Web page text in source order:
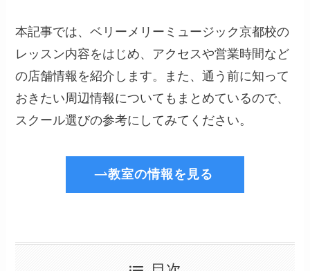
本記事では、ベリーメリーミュージック京都校の
レッスン内容をはじめ、アクセスや営業時間など
の店舗情報を紹介します。また、通う前に知って
おきたい周辺情報についてもまとめているので、
スクール選びの参考にしてみてください。
教室の情報を見る